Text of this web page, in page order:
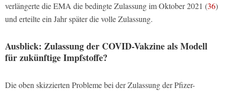
verlängerte die EMA die bedingte Zulassung im Oktober 2021 (36)
und erteilte ein Jahr später die volle Zulassung.
Ausblick: Zulassung der COVID-Vakzine als Modell
für zukünftige Impfstoffe?
Die oben skizzierten Probleme bei der Zulassung der Pfizer-